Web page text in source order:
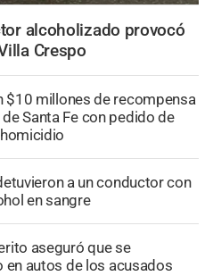
alcoholizado provocó
Crespo
$10 millones de recompensa
Santa Fe con pedido de
a un conductor con
en sangre
aseguró que se
autos de los acusados